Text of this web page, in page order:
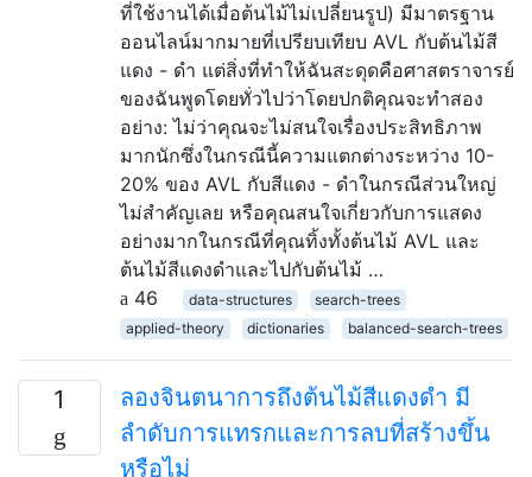
ที่ใช้งานได้เมื่อต้นไม้ไม่เปลี่ยนรูป) มีมาตรฐาน
ออนไลน์มากมายที่เปรียบเทียบ AVL กับต้นไม้สี
แดง - ดำ แต่สิ่งที่ทำให้ฉันสะดุดคือศาสตราจารย์
ของฉันพูดโดยทั่วไปว่าโดยปกติคุณจะทำสอง
อย่าง: ไม่ว่าคุณจะไม่สนใจเรื่องประสิทธิภาพ
มากนักซึ่งในกรณีนี้ความแตกต่างระหว่าง 10-
20% ของ AVL กับสีแดง - ดำในกรณีส่วนใหญ่
ไม่สำคัญเลย หรือคุณสนใจเกี่ยวกับการแสดง
อย่างมากในกรณีที่คุณทิ้งทั้งต้นไม้ AVL และ
ต้นไม้สีแดงดำและไปกับต้นไม้ …
46
data-structures
search-trees
applied-theory
dictionaries balanced-search-trees
1
ลองจินตนาการถึงต้นไม้สีแดงดำ มี
ลำดับการแทรกและการลบที่สร้างขึ้น
หรือไม่